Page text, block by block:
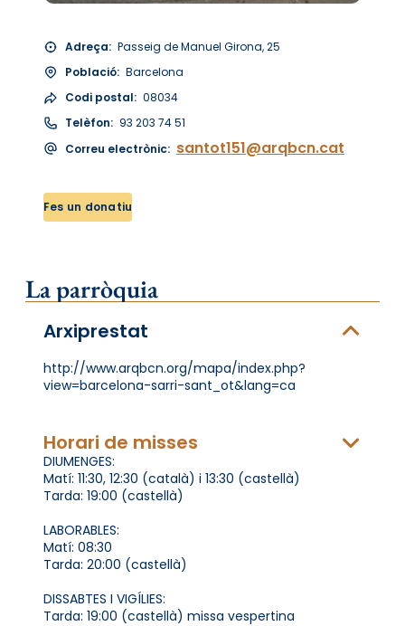
Adreça: Passeig de Manuel Girona, 25
Població: Barcelona
Codi postal: 08034
Telèfon: 93 203 74 51
Correu electrònic: santot151@arqbcn.cat
Fes un donatiu
La parròquia
Arxiprestat
http://www.arqbcn.org/mapa/index.php?
view=barcelona-sarri-sant_ot&lang=ca
Horari de misses
DIUMENGES:
Matí: 11:30, 12:30 (català) i 13:30 (castellà)
Tarda: 19:00 (castellà)
LABORABLES:
Matí: 08:30
Tarda: 20:00 (castellà)
DISSABTES I VIGÍLIES:
Tarda: 19:00 (castellà) missa vespertina